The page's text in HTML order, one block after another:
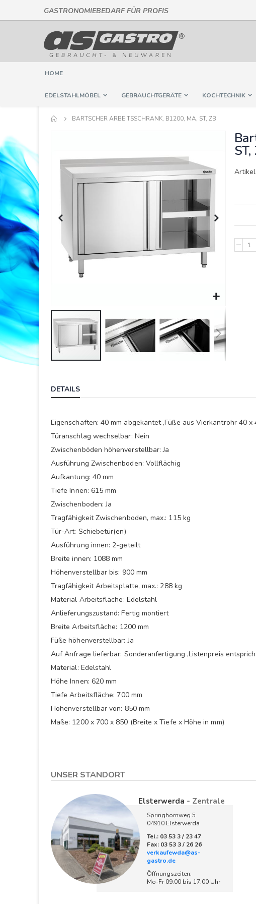
GASTRONOMIEBEDARF FÜR PROFIS
zum
Inhalt
HOME
EDELSTAHLMÖBEL GEBRAUCHTGERÄTE KOCHTECHNIK
BARTSCHER ARBEITSSCHRANK, B1200, MA, ST, ZB
Ende
Bildergalerie
Anfang
ST,
DETAILS
Eigenschaften: 40 mm abgekantet ,Füße aus Vierkantrohr 40
Türanschlag wechselbar: Nein
Zwischenböden höhenverstellbar: Ja
Ausführung Zwischenboden: Vollflächig
Aufkantung: 40 mm
Tiefe Innen: 615 mm
Zwischenboden: Ja
Tragfähigkeit Zwischenboden, max.: 115 kg
Tür-Art: Schiebetür(en)
Ausführung innen: 2-geteilt
Breite innen: 1088 mm
Höhenverstellbar bis: 900 mm
Tragfähigkeit Arbeitsplatte, max.: 288 kg
Material Arbeitsfläche: Edelstahl
Anlieferungszustand: Fertig montiert
Breite Arbeitsfläche: 1200 mm
Füße höhenverstellbar: Ja
Auf Anfrage lieferbar: Sonderanfertigung ,Listenpreis
Material: Edelstahl
Höhe Innen: 620 mm
Tiefe Arbeitsfläche: 700 mm
Höhenverstellbar von: 850 mm
Maße: 1200 x 700 x 850 (Breite x Tiefe x Höhe in mm)
UNSER STANDORT
Elsterwerda - Zentrale
Springhornweg 5
04910 Elsterwerda
Tel.: 03 53 3 / 23 47
Fax: 03 53 3 / 26 26
verkaufewda@as-
gastro.de
Öffnungszeiten:
Mo-Fr 09:00 bis 17:00 Uhr